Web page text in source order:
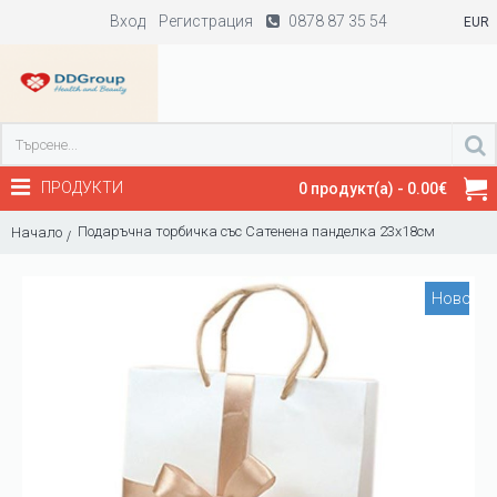
Вход Регистрация 0878 87 35 54 EUR
0 продукт(а) - 0.00€
ПРОДУКТИ
Начало Подаръчна торбичка със Сатенена панделка 23х18см
Ново